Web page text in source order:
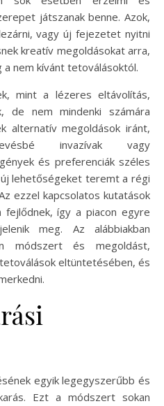
játszanak benne. Azok,
vagy új fejezetet nyitni
kreatív megoldásokat arra,
a nem kívánt tetoválásoktól.
mint a lézeres eltávolítás,
de nem mindenki számára
alternatív megoldások iránt,
invazívak vagy
és preferenciák széles
lehetőségeket teremt a régi
ezzel kapcsolatos kutatások
fejlődnek, így a piacon egyre
meg. Az alábbiakban
módszert és megoldást,
eltüntetésében, és
egyik legegyszerűbb és
Ezt a módszert sokan